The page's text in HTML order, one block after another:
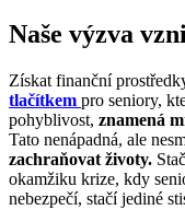
Naše výzva
Získat finanční
tlačítkem pro seniory,
pohyblivost, znamená
Tato nenápadná, ale
zachraňovat životy.
okamžiku krize, kdy
nebezpečí, stačí jediné